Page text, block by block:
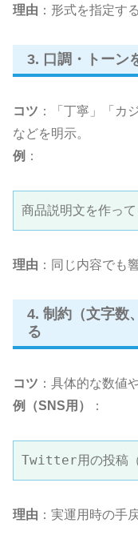
理由 ：形式を指定す
3. 口調・トーン
コツ ：「丁寧」「カ
などを明示。
例 ：
商品説明文を作っ
理由 ：同じ内容でも
4. 制約（文字数
る
コツ ：具体的な数値
例（SNS用）
：
Twitter用の投稿（
理由 ：実運用時の手